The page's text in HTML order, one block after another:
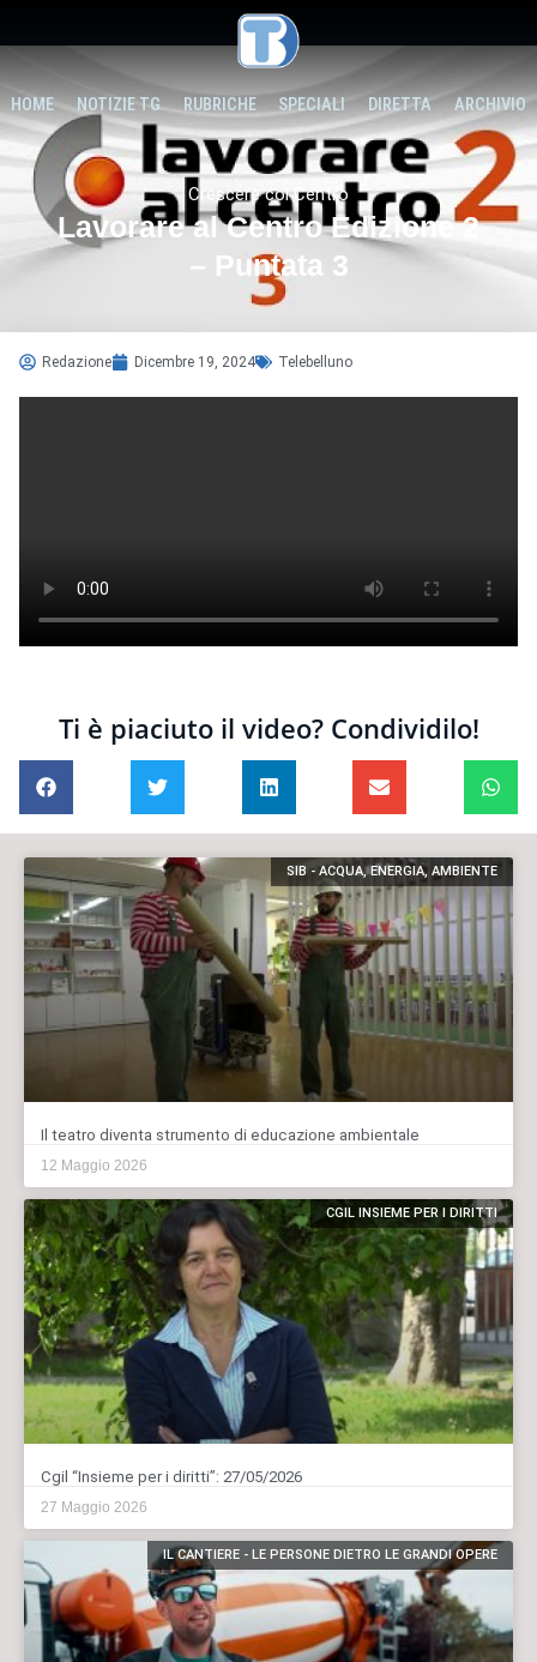
HOME NOTIZIE TG RUBRICHE SPECIALI DIRETTA ARCHIVIO
Crescere col Centro
Lavorare al Centro Edizione 2
– Puntata 3
Redazione Dicembre 19, 2024 Telebelluno
Ti è piaciuto il video? Condividilo!
SIB - ACQUA, ENERGIA, AMBIENTE
Il teatro diventa strumento di educazione ambientale
12 Maggio 2026
CGIL INSIEME PER I DIRITTI
Cgil “Insieme per i diritti”: 27/05/2026
27 Maggio 2026
IL CANTIERE - LE PERSONE DIETRO LE GRANDI OPERE